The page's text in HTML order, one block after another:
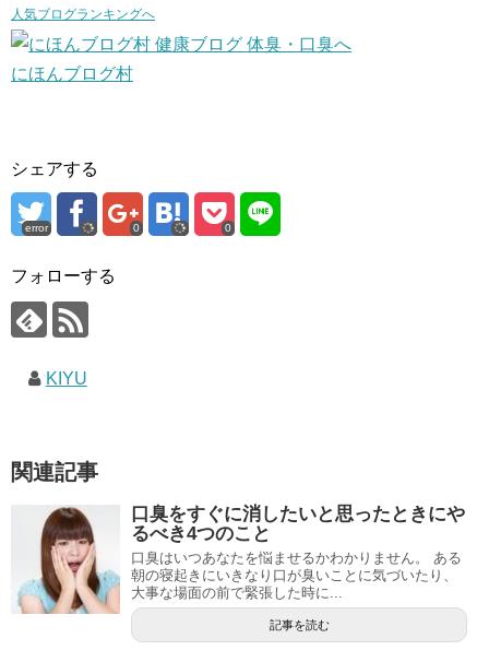
人気ブログランキングへ
にほんブログ村
シェアする
error 0 0
フォローする
KIYU
関連記事
口臭をすぐに消したいと思ったときにや
るべき4つのこと
口臭はいつあなたを悩ませるかわかりません。 ある
朝の寝起きにいきなり口が臭いことに気づいたり、
大事な場面の前で緊張した時に...
記事を読む